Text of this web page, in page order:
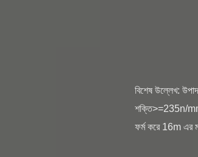
বিশেষ উল্লেখ:
শক্তি>=235n/